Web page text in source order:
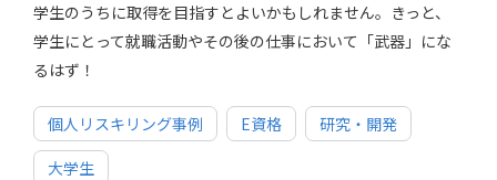
学生のうちに取得を目指すとよいかもしれません。きっと、
学生にとって就職活動やその後の仕事において「武器」にな
るはず！
個人リスキリング事例 E資格
研究・開発
大学生